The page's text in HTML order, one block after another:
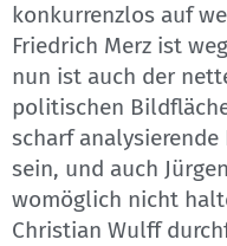
konkurrenzlos auf
Friedrich Merz ist
nun ist auch der
politischen
scharf analysierende
sein, und auch
womöglich nicht
Christian Wulff